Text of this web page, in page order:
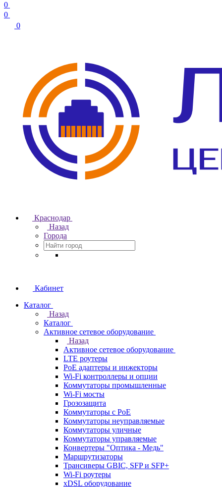
0
0
0
Краснодар
Назад
Города
Кабинет
Каталог
Назад
Каталог
Активное сетевое оборудование
Назад
Активное сетевое оборудование
LTE роутеры
PoE адаптеры и инжекторы
Wi-Fi контроллеры и опции
Коммутаторы промышленные
Wi-Fi мосты
Грозозащита
Коммутаторы c PoE
Коммутаторы неуправляемые
Коммутаторы уличные
Коммутаторы управляемые
Конвертеры "Оптика - Медь"
Маршрутизаторы
Трансиверы GBIC, SFP и SFP+
Wi-Fi роутеры
xDSL оборудование